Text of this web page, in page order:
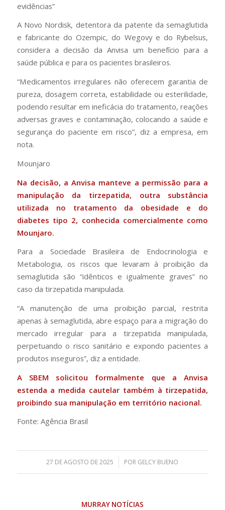
evidências”
A Novo Nordisk, detentora da patente da semaglutida
e fabricante do Ozempic, do Wegovy e do Rybelsus,
considera a decisão da Anvisa um benefício para a
saúde pública e para os pacientes brasileiros.
“Medicamentos irregulares não oferecem garantia de
pureza, dosagem correta, estabilidade ou esterilidade,
podendo resultar em ineficácia do tratamento, reações
adversas graves e contaminação, colocando a saúde e
segurança do paciente em risco”, diz a empresa, em
nota.
Mounjaro
Na decisão, a Anvisa manteve a permissão para a
manipulação da tirzepatida, outra substância
utilizada no tratamento da obesidade e do
diabetes tipo 2, conhecida comercialmente como
Mounjaro.
Para a Sociedade Brasileira de Endocrinologia e
Metabologia, os riscos que levaram à proibição da
semaglutida são “idênticos e igualmente graves” no
caso da tirzepatida manipulada.
“A manutenção de uma proibição parcial, restrita
apenas à semaglutida, abre espaço para a migração do
mercado irregular para a tirzepatida manipulada,
perpetuando o risco sanitário e expondo pacientes a
produtos inseguros”, diz a entidade.
A SBEM solicitou formalmente que a Anvisa
estenda a medida cautelar também à tirzepatida,
proibindo sua manipulação em território nacional.
Fonte: Agência Brasil
27 DE AGOSTO DE 2025
/ POR GELCY BUENO
MURRAY NOTÍCIAS